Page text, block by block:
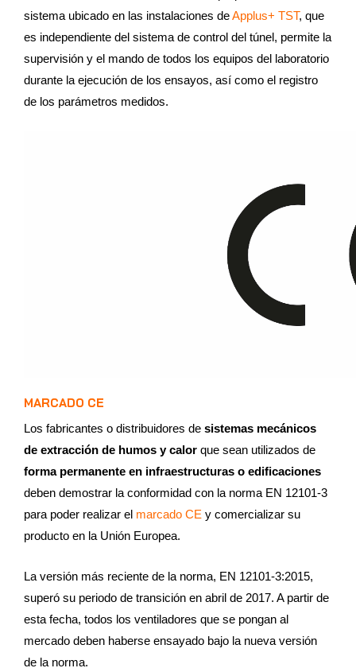
sistema ubicado en las instalaciones deApplus+ TST, que
es independiente del sistema de control del túnel, permite la
supervisión y el mando de todos los equipos del laboratorio
durante la ejecución de los ensayos, así como el registro
de los parámetros medidos.
MARCADO CE
Los fabricantes o distribuidores de sistemas mecánicos
de extracción de humos y calor que sean utilizados de
forma permanente en infraestructuras o edificaciones
deben demostrar la conformidad con la norma EN 12101-3
para poder realizar el marcado CE y comercializar su
producto en la Unión Europea.
La versión más reciente de la norma, EN 12101-3:2015,
superó su periodo de transición en abril de 2017. A partir de
esta fecha, todos los ventiladores que se pongan al
mercado deben haberse ensayado bajo la nueva versión
de la norma.